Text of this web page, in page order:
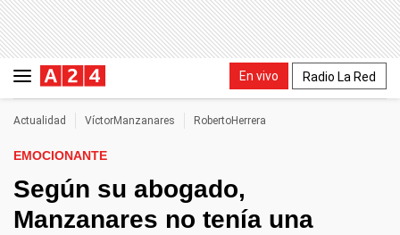
En vivo Radio La Red
Actualidad VíctorManzanares RobertoHerrera
EMOCIONANTE
Según su abogado,
Manzanares no tenía una